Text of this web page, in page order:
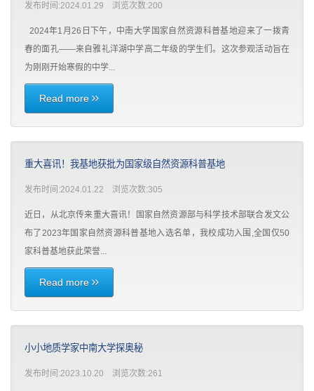
发布时间:2024.01.29 浏览次数:200
2024年1月26日下午，中南大学国家自然资源科普基地迎来了一拨青
春的面孔——来自雅礼洋湖中学高二年级的学生们。这次参观活动旨在
为刚刚开始寒假的中学...
Read more
重大喜讯！我基地获批为国家级自然资源科普基地
发布时间:2024.01.22 浏览次数:305
近日，从北京传来重大喜讯！国家自然资源部与科学技术部联合发文公
布了2023年国家自然资源科普基地入选名单，我校成功入围,全国仅50
家科普基地获此荣誉...
Read more
小小地质学家中南大学探奥秘
发布时间:2023.10.20 浏览次数:261